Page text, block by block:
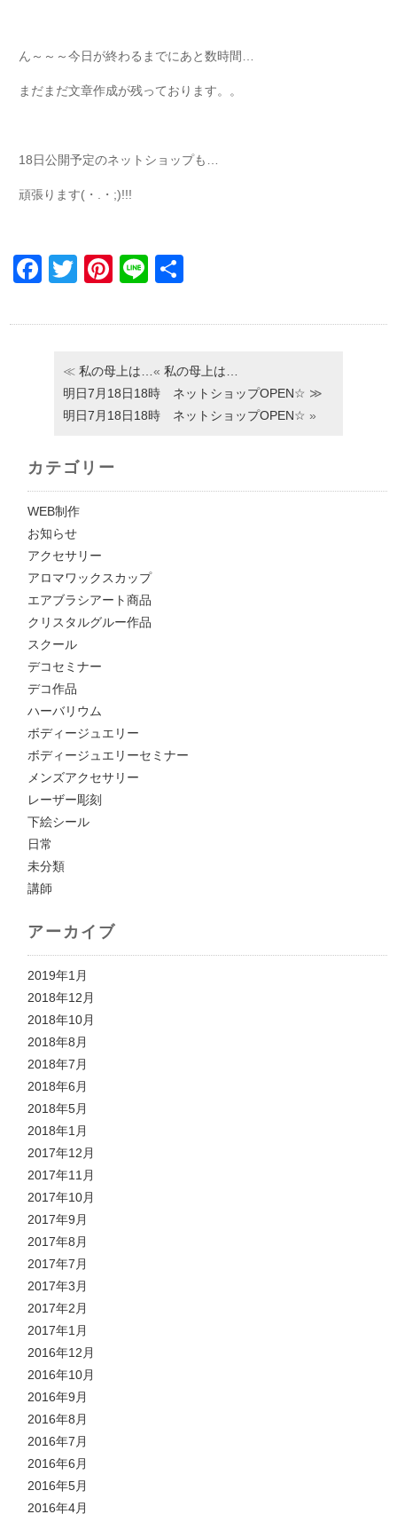
ん～～～今日が終わるまでにあと数時間…
まだまだ文章作成が残っております。。
18日公開予定のネットショップも…
頑張ります(・.・;)!!!
Facebook
TwitterPinterest
Line
≪私の母上は…«私の母上は…
明日7月18日18時 ネットショップOPEN☆ ≫
明日7月18日18時 ネットショップOPEN☆ »
カテゴリー
WEB制作
お知らせ
アクセサリー
アロマワックスカップ
エアブラシアート商品
クリスタルグルー作品
スクール
デコセミナー
デコ作品
ハーバリウム
ボディージュエリー
ボディージュエリーセミナー
メンズアクセサリー
レーザー彫刻
下絵シール
日常
未分類
講師
アーカイブ
2019年1月
2018年12月
2018年10月
2018年8月
2018年7月
2018年6月
2018年5月
2018年1月
2017年12月
2017年11月
2017年10月
2017年9月
2017年8月
2017年7月
2017年3月
2017年2月
2017年1月
2016年12月
2016年10月
2016年9月
2016年8月
2016年7月
2016年6月
2016年5月
2016年4月